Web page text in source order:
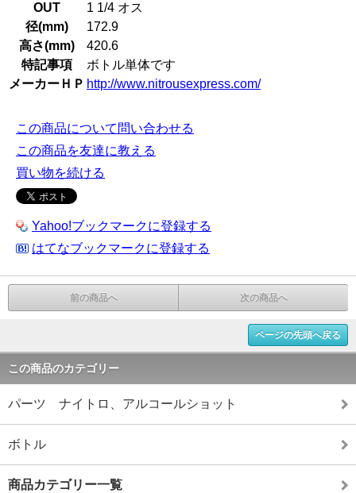
OUT
1 1/4 オス
径(mm)
172.9
高さ(mm)
420.6
特記事項
ボトル単体です
メーカーＨＰ http://www.nitrousexpress.com/
この商品について問い合わせる
この商品を友達に教える
買い物を続ける
Yahoo!ブックマークに登録する
はてなブックマークに登録する
前の商品へ 次の商品へ
ページの先頭へ戻る
この商品のカテゴリー
パーツ ナイトロ、アルコールショット
ボトル
商品カテゴリー一覧